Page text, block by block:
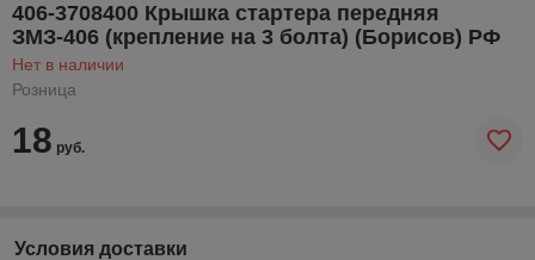
406-3708400 Крышка стартера передняя
ЗМЗ-406 (крепление на 3 болта) (Борисов) РФ
Нет в наличии
Розница
18 руб.
Условия доставки